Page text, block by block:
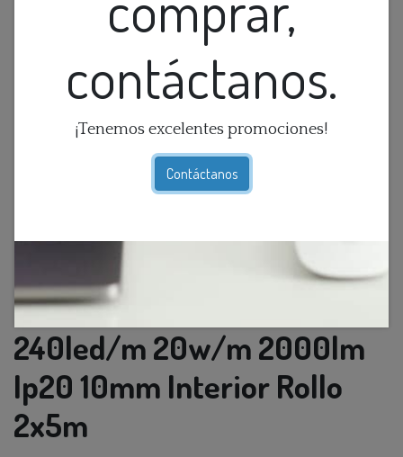
contáctanos.
¡Tenemos excelentes promociones!
Contáctanos
Cinta Led Smd 4K 24v
240led/m 20w/m 2000lm
Ip20 10mm Interior Rollo
2x5m